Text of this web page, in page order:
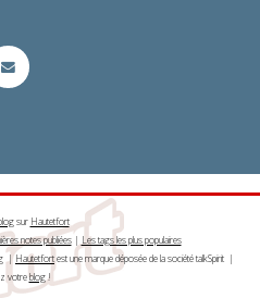
sur Hautetfort
notes publiées| Les tags les plus populaires
|Hautetfortest une marque déposée de la société talkSpirit |
votreblog!